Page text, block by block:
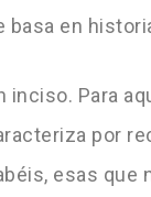
basa en
inciso. Para
por
esas que